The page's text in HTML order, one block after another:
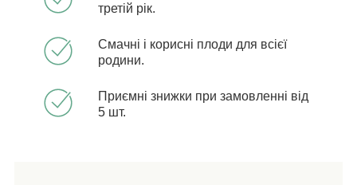
третій рік.
Смачні і корисні плоди для всієї
родини.
Приємні знижки при замовленні від
5 шт.